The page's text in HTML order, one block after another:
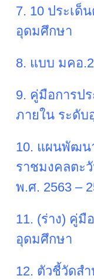
7. 10 ประเ
อุดมศึกษา
8. แบบ มคอ
9. คู่มือการป
ภายใน ระดับ
10. แผนพัฒน
ราชมงคลตะ
พ.ศ. 2563 –
11. (ร่าง) คู่มื
อุดมศึกษา
12. ตัวชี้วัดส